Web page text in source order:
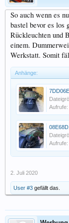
So auch wenn es
bastel bevor es los
Rückleuchten und
einem.
Werkstatt. Somit
Anhänge:
Aufrufe:
Aufrufe:
2. Juli 2020
User #3 gefällt das.